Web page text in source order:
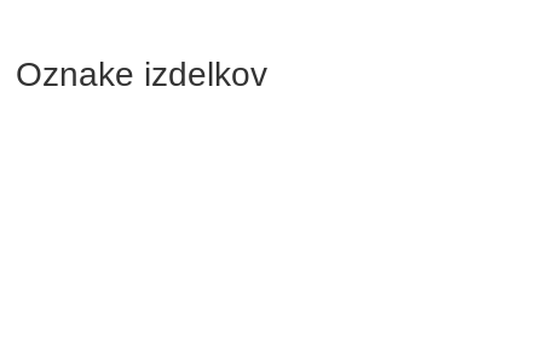
Oznake izdelkov